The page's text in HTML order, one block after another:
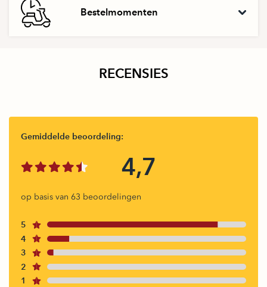
Bestelmomenten
RECENSIES
Gemiddelde beoordeling:
4,7
op basis van 63 beoordelingen
5
4
3
2
1